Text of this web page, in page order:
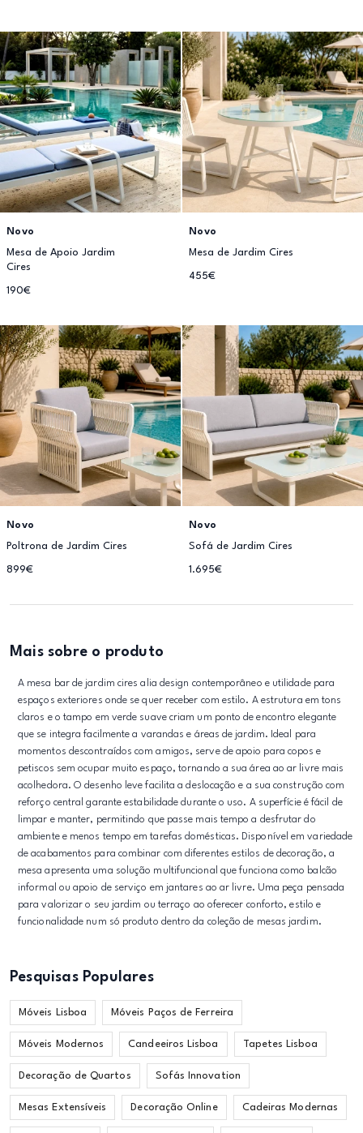
Novo
Mesa de Apoio Jardim
Cires
190€
Novo
Mesa de Jardim Cires
455€
Novo
Poltrona de Jardim Cires
899€
Novo
Sofá de Jardim Cires
1.695€
Mais sobre o produto
A mesa bar de jardim cires alia design contemporâneo e utilidade para
espaços exteriores onde se quer receber com estilo. A estrutura em tons
claros e o tampo em verde suave criam um ponto de encontro elegante
que se integra facilmente a varandas e áreas de jardim. Ideal para
momentos descontraídos com amigos, serve de apoio para copos e
petiscos sem ocupar muito espaço, tornando a sua área ao ar livre mais
acolhedora. O desenho leve facilita a deslocação e a sua construção com
reforço central garante estabilidade durante o uso. A superfície é fácil de
limpar e manter, permitindo que passe mais tempo a desfrutar do
ambiente e menos tempo em tarefas domésticas. Disponível em variedade
de acabamentos para combinar com diferentes estilos de decoração, a
mesa apresenta uma solução multifuncional que funciona como balcão
informal ou apoio de serviço em jantares ao ar livre. Uma peça pensada
para valorizar o seu jardim ou terraço ao oferecer conforto, estilo e
funcionalidade num só produto dentro da coleção de mesas jardim.
Pesquisas Populares
Móveis Lisboa Móveis Paços de Ferreira
Móveis Modernos Candeeiros Lisboa Tapetes Lisboa
Decoração de Quartos Sofás Innovation
Mesas Extensíveis Decoração Online Cadeiras Modernas